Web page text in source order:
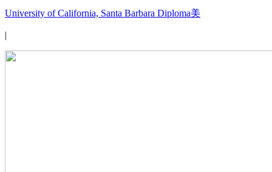
University of California, Santa Barbara Diploma美
|